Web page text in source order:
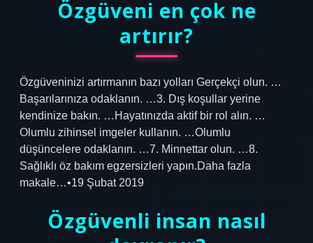
Özgüveni en çok ne
artırır?
Özgüveninizi artırmanın bazı yolları Gerçekçi olun. …
Başarılarınıza odaklanın. …3. Dış koşullar yerine
kendinize bakın. …Hayatınızda aktif bir rol alın. …
Olumlu zihinsel imgeler kullanın. …Olumlu
düşüncelere odaklanın. …7. Minnettar olun. …8.
Sağlıklı öz bakım egzersizleri yapın.Daha fazla
makale…•19 Şubat 2019
Özgüvenli insan nasıl